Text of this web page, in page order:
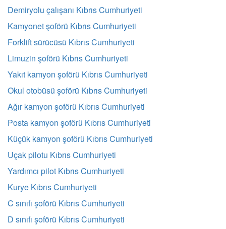
Demiryolu çalışanı Kıbrıs Cumhuriyeti
Kamyonet şoförü Kıbrıs Cumhuriyeti
Forklift sürücüsü Kıbrıs Cumhuriyeti
Limuzin şoförü Kıbrıs Cumhuriyeti
Yakıt kamyon şoförü Kıbrıs Cumhuriyeti
Okul otobüsü şoförü Kıbrıs Cumhuriyeti
Ağır kamyon şoförü Kıbrıs Cumhuriyeti
Posta kamyon şoförü Kıbrıs Cumhuriyeti
Küçük kamyon şoförü Kıbrıs Cumhuriyeti
Uçak pilotu Kıbrıs Cumhuriyeti
Yardımcı pilot Kıbrıs Cumhuriyeti
Kurye Kıbrıs Cumhuriyeti
C sınıfı şoförü Kıbrıs Cumhuriyeti
D sınıfı şoförü Kıbrıs Cumhuriyeti